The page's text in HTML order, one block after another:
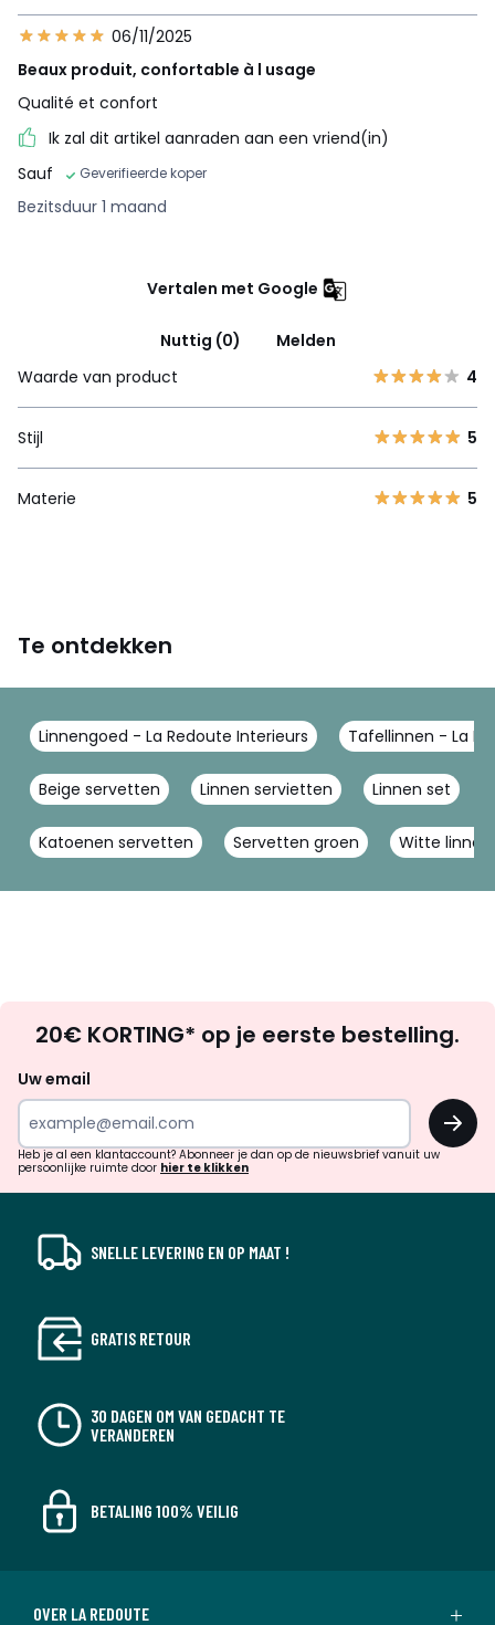
06/11/2025
Beaux produit, confortable à l usage
Qualité et confort
Ik zal dit artikel aanraden aan een vriend(in)
Sauf
Geverifieerde koper
Bezitsduur 1 maand
Vertalen met Google
Nuttig (0)
Melden
Waarde van product
4
Stijl 5
Materie 5
Te ontdekken
Linnengoed - La Redoute Interieurs Tafellinnen - La
Beige servetten Linnen servietten Linnen set
Katoenen servetten Servetten groen Witte
zoek
inspiratie
verrassingen?
20€ KORTING* op je eerste bestelling.
Uw email
OK
Heb je al een klantaccount? Abonneer je dan op de nieuwsbrief vanuit uw
persoonlijke ruimte door hier te klikken
SNELLE LEVERING EN OP MAAT !
GRATIS RETOUR
30 DAGEN OM VAN GEDACHT TE
VERANDEREN
BETALING 100% VEILIG
OVER LA REDOUTE